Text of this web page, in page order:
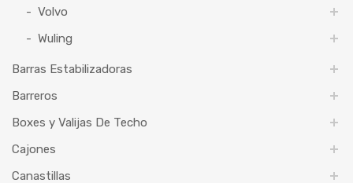
Volvo
Wuling
Barras Estabilizadoras
Barreros
Boxes y Valijas De Techo
Cajones
Canastillas